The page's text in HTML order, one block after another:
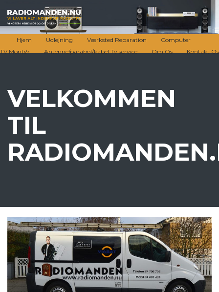
Hjem Udlejning Værksted Reparation
Computer
TV Montør
Antenne/parabol/kabel Tv service Om Os Kontakt Os
VELKOMMEN
TIL